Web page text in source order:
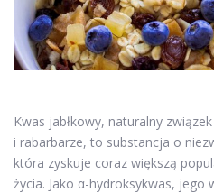
Kwas jabłkowy, naturalny
i rabarbarze, to substancja o
która zyskuje coraz większą
życia. Jako α-hydroksykwas, jego